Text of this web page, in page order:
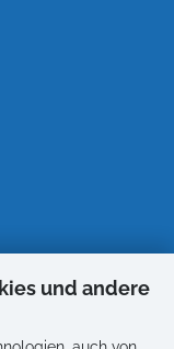
und andere